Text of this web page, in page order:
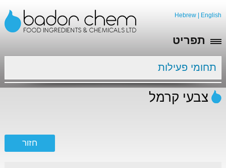
Hebrew English
תפריט
תחומי פעילות
צבעי קרמל